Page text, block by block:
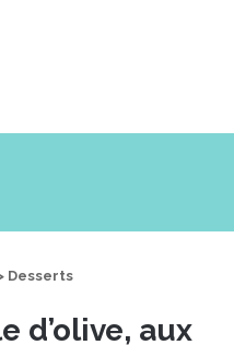
Desserts
d’olive, aux